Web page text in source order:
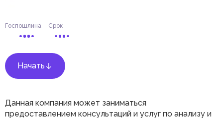
Госпошлина Срок
Начать
Данная компания может заниматься
предоставлением консультаций и услуг по анализу и